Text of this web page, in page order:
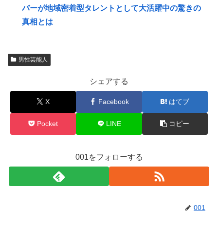
バーが地域密着型タレントとして大活躍中の驚きの
真相とは
男性芸能人
シェアする
X Facebook はてブ
Pocket LINE コピー
001をフォローする
001